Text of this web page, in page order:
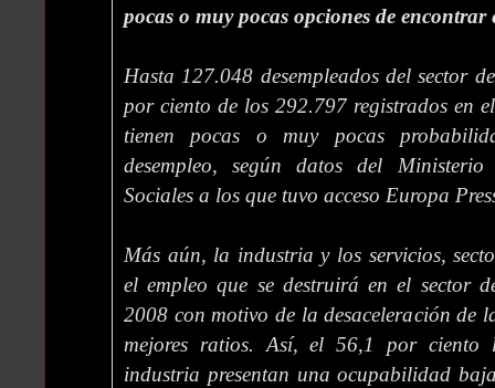
pocas o muy pocas opciones de encontrar
Hasta 127.048 desempleados del sector
por ciento de los 292.797 registrados en
tienen pocas o muy pocas
desempleo, según datos del
Sociales a los que tuvo acceso Europa
Más aún, la industria y los servicios,
el empleo que se destruirá en el sector
2008 con motivo de la desaceleración de
mejores ratios. Así, el 56,1 por ciento
industria presentan una ocupabilidad